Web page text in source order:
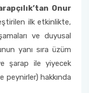
Onur
ilk etkinlikte,
ve duyusal
yanı sıra üzüm
şarap ile yiyecek
peynirler) hakkında